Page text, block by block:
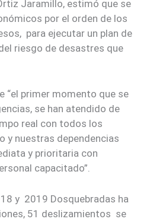
Jaramillo, estimó que se
por el orden de los
para ejecutar un plan de
riesgo de desastres que
“el primer momento que se
se han atendido de
real con todos los
y nuestras dependencias
y prioritaria con
capacitado”.
y 2019 Dosquebradas ha
51 deslizamientos se